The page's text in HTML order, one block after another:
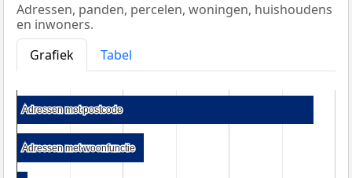
Adressen, panden, percelen, woningen, huishoudens
en inwoners.
Grafiek
Tabel
Adressen met postcode
Adressen met postcode
Adressen met woonfunctie
Adressen met woonfunctie